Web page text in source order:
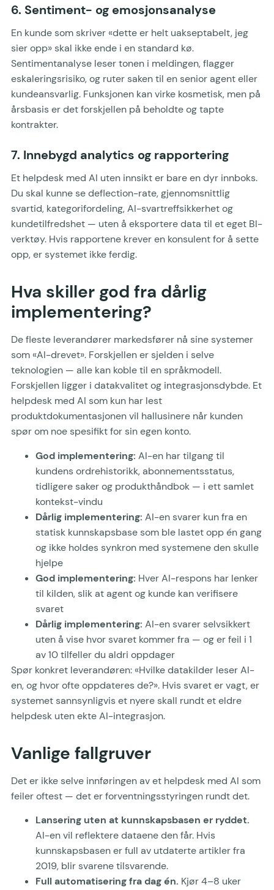
6. Sentiment- og emosjonsanalyse
En kunde som skriver «dette er helt uakseptabelt, jeg
sier opp» skal ikke ende i en standard kø.
Sentimentanalyse leser tonen i meldingen, flagger
eskaleringsrisiko, og ruter saken til en senior agent eller
kundeansvarlig. Funksjonen kan virke kosmetisk, men på
årsbasis er det forskjellen på beholdte og tapte
kontrakter.
7. Innebygd analytics og rapportering
Et helpdesk med AI uten innsikt er bare en dyr innboks.
Du skal kunne se deflection-rate, gjennomsnittlig
svartid, kategorifordeling, AI-svartreffsikkerhet og
kundetilfredshet — uten å eksportere data til et eget BI-
verktøy. Hvis rapportene krever en konsulent for å sette
opp, er systemet ikke ferdig.
Hva skiller god fra dårlig
implementering?
De fleste leverandører markedsfører nå sine systemer
som «AI-drevet». Forskjellen er sjelden i selve
teknologien — alle kan koble til en språkmodell.
Forskjellen ligger i datakvalitet og integrasjonsdybde. Et
helpdesk med AI som kun har lest
produktdokumentasjonen vil hallusinere når kunden
spør om noe spesifikt for sin egen konto.
God implementering: AI-en har tilgang til
kundens ordrehistorikk, abonnementsstatus,
tidligere saker og produkthåndbok — i ett samlet
kontekst-vindu
Dårlig implementering: AI-en svarer kun fra en
statisk kunnskapsbase som ble lastet opp én gang
og ikke holdes synkron med systemene den skulle
hjelpe
God implementering: Hver AI-respons har lenker
til kilden, slik at agent og kunde kan verifisere
svaret
Dårlig implementering: AI-en svarer selvsikkert
uten å vise hvor svaret kommer fra — og er feil i 1
av 10 tilfeller du aldri oppdager
Spør konkret leverandøren: «Hvilke datakilder leser AI-
en, og hvor ofte oppdateres de?». Hvis svaret er vagt, er
systemet sannsynligvis et nyere skall rundt et eldre
helpdesk uten ekte AI-integrasjon.
Vanlige fallgruver
Det er ikke selve innføringen av et helpdesk med AI som
feiler oftest — det er forventningsstyringen rundt det.
Lansering uten at kunnskapsbasen er ryddet.
AI-en vil reflektere dataene den får. Hvis
kunnskapsbasen er full av utdaterte artikler fra
2019, blir svarene tilsvarende.
Full automatisering fra dag én. Kjør 4–8 uker